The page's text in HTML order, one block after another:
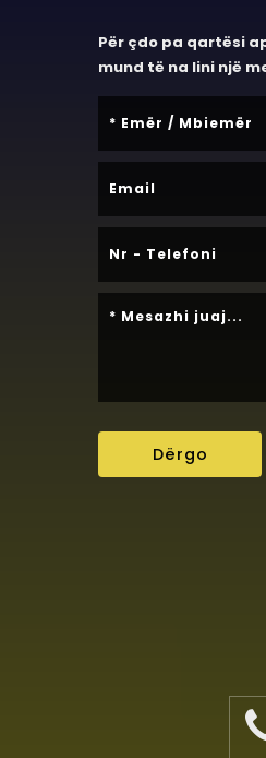
Për çdo pa qartësi
mund të na lini një
Dërgo